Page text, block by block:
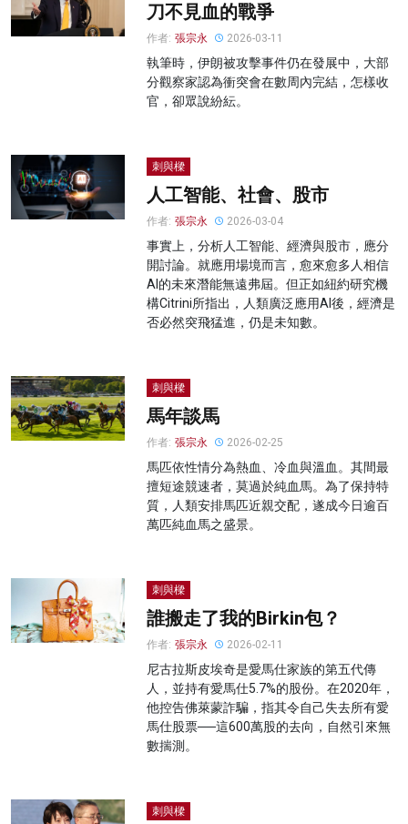
刀不見血的戰爭
作者: 張宗永 2026-03-11
執筆時，伊朗被攻擊事件仍在發展中，大部
分觀察家認為衝突會在數周內完結，怎樣收
官，卻眾說紛紜。
刺與樑
人工智能、社會、股市
作者: 張宗永 2026-03-04
事實上，分析人工智能、經濟與股市，應分
開討論。就應用場境而言，愈來愈多人相信
AI的未來潛能無遠弗屆。但正如紐約研究機
構Citrini所指出，人類廣泛應用AI後，經濟是
否必然突飛猛進，仍是未知數。
刺與樑
馬年談馬
作者: 張宗永 2026-02-25
馬匹依性情分為熱血、冷血與溫血。其間最
擅短途競速者，莫過於純血馬。為了保持特
質，人類安排馬匹近親交配，遂成今日逾百
萬匹純血馬之盛景。
刺與樑
誰搬走了我的Birkin包？
作者: 張宗永 2026-02-11
尼古拉斯皮埃奇是愛馬仕家族的第五代傳
人，並持有愛馬仕5.7%的股份。在2020年，
他控告佛萊蒙詐騙，指其令自己失去所有愛
馬仕股票──這600萬股的去向，自然引來無
數揣測。
刺與樑